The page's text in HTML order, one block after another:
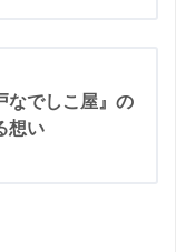
なでしこ屋』の
想い